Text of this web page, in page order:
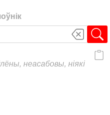
неасабовы, ніякі